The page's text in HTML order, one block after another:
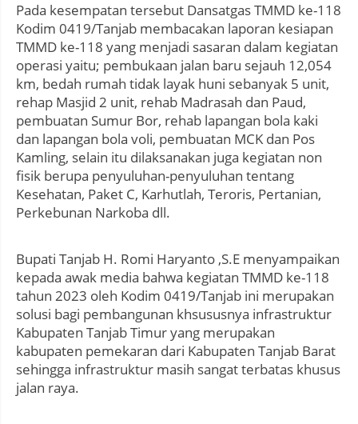
Pada kesempatan tersebut Dansatgas TMMD ke-118
Kodim 0419/Tanjab membacakan laporan kesiapan
TMMD ke-118 yang menjadi sasaran dalam kegiatan
operasi yaitu; pembukaan jalan baru sejauh 12,054
km, bedah rumah tidak layak huni sebanyak 5 unit,
rehap Masjid 2 unit, rehab Madrasah dan Paud,
pembuatan Sumur Bor, rehab lapangan bola kaki
dan lapangan bola voli, pembuatan MCK dan Pos
Kamling, selain itu dilaksanakan juga kegiatan non
fisik berupa penyuluhan-penyuluhan tentang
Kesehatan, Paket C, Karhutlah, Teroris, Pertanian,
Perkebunan Narkoba dll.
Bupati Tanjab H. Romi Haryanto ,S.E menyampaikan
kepada awak media bahwa kegiatan TMMD ke-118
tahun 2023 oleh Kodim 0419/Tanjab ini merupakan
solusi bagi pembangunan khsususnya infrastruktur
Kabupaten Tanjab Timur yang merupakan
kabupaten pemekaran dari Kabupaten Tanjab Barat
sehingga infrastruktur masih sangat terbatas khusus
jalan raya.